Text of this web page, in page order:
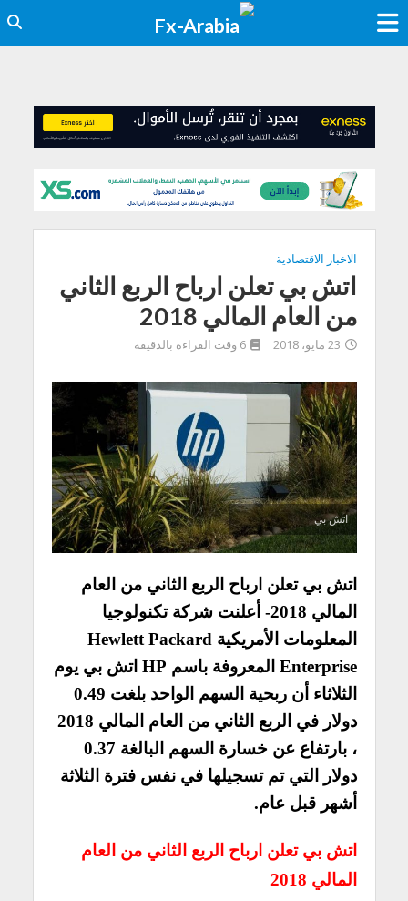
الاخبار الاقتصادية
اتش بي تعلن ارباح الربع الثاني
من العام المالي 2018
23 مايو، 2018 6 وقت القراءة بالدقيقة
اتش بي
اتش بي تعلن ارباح الربع الثاني من العام
المالي 2018- أعلنت شركة تكنولوجيا
المعلومات الأمريكية Hewlett Packard
Enterprise المعروفة باسم HP اتش بي يوم
الثلاثاء أن ربحية السهم الواحد بلغت 0.49
دولار في الربع الثاني من العام المالي 2018
، بارتفاع عن خسارة السهم البالغة 0.37
دولار التي تم تسجيلها في نفس فترة الثلاثة
أشهر قبل عام.
اتش بي تعلن ارباح الربع الثاني من العام
المالي 2018